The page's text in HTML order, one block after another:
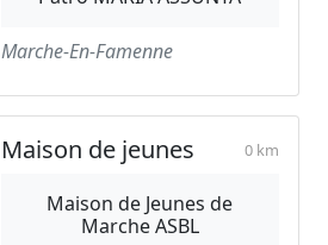
Marche-En-Famenne
Maison de jeunes 0 km
Maison de Jeunes de
Marche ASBL